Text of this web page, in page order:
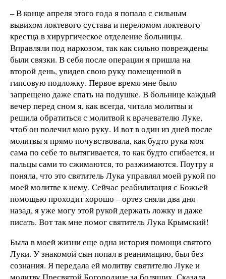
– В конце апреля этого года я попала с сильным
вывихом локтевого сустава и переломом локтевого
крестца в хирургическое отделение больницы.
Вправляли под наркозом, так как сильно повреждены
были связки. В себя после операции я пришла на
второй день, увидев свою руку помещенной в
гипсовую подложку. Первое время мне было
запрещено даже спать на подушке. В больнице каждый
вечер перед сном я, как всегда, читала молитвы и
решила обратиться с молитвой к врачевателю Луке,
чтоб он полечил мою руку. И вот в один из дней после
молитвы я прямо почувствовала, как будто рука моя
сама по себе то вытягивается, то как будто сгибается, и
пальцы сами то сжимаются, то разжимаются. Поутру я
поняла, что это святитель Лука управлял моей рукой по
моей молитве к нему. Сейчас реабилитация с Божьей
помощью проходит хорошо – ортез сняли два дня
назад, я уже могу этой рукой держать ложку и даже
писать. Вот так мне помог святитель Лука Крымский!
Была в моей жизни еще одна история помощи святого
Луки. У знакомой сын попал в реанимацию, был без
сознания. Я передала ей молитву святителю Луке и